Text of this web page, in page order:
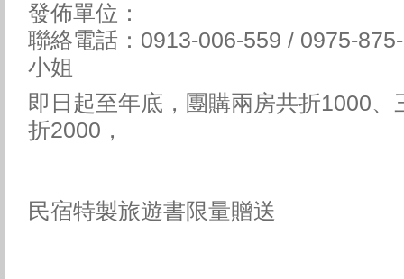
發佈單位：
聯絡電話：0913-006-559 / 0975-
小姐
即日起至年底，團購兩房共折1000、
折2000，
民宿特製旅遊書限量贈送